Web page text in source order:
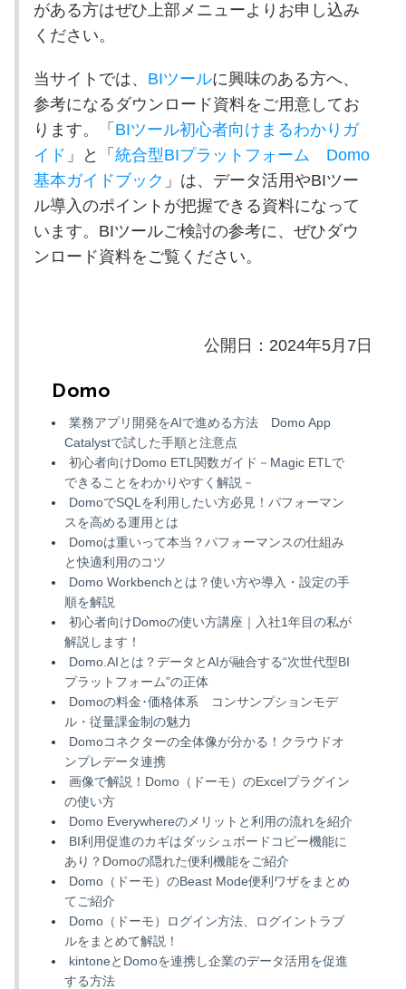
がある方はぜひ上部メニューよりお申し込み
ください。
当サイトでは、 BIツールに興味のある方へ、
参考になるダウンロード資料をご用意してお
ります。「 BIツール初心者向けまるわかりガ
イド 」と「 統合型BIプラットフォーム Domo
基本ガイドブック 」は、データ活用やBIツー
ル導入のポイントが把握できる資料になって
います。 BIツールご検討の参考に、ぜひダウ
ンロード資料をご覧ください。
公開日：2024年5月7日
Domo
業務アプリ開発をAIで進める方法 Domo App
Catalystで試した手順と注意点
初心者向けDomo ETL関数ガイド－Magic ETLで
できることをわかりやすく解説－
DomoでSQLを利用したい方必見！パフォーマン
スを高める運用とは
Domoは重いって本当？パフォーマンスの仕組み
と快適利用のコツ
Domo Workbenchとは？使い方や導入・設定の手
順を解説
初心者向けDomoの使い方講座｜入社1年目の私が
解説します！
Domo.AIとは？データとAIが融合する“次世代型BI
プラットフォーム”の正体
Domoの料金･価格体系 コンサンプションモデ
ル・従量課金制の魅力
Domoコネクターの全体像が分かる！クラウドオ
ンプレデータ連携
画像で解説！Domo（ドーモ）のExcelプラグイン
の使い方
Domo Everywhereのメリットと利用の流れを紹介
BI利用促進のカギはダッシュボードコピー機能に
あり？Domoの隠れた便利機能をご紹介
Domo（ドーモ）のBeast Mode便利ワザをまとめ
てご紹介
Domo（ドーモ）ログイン方法、ログイントラブ
ルをまとめて解説！
kintoneとDomoを連携し企業のデータ活用を促進
する方法